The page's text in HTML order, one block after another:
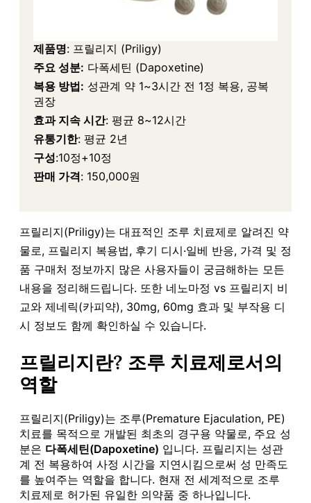
제품명: 프릴리지 (Priligy)
주요 성분: 다폭세틴 (Dapoxetine)
복용 방법: 성관계 약 1~3시간 전 1정 복용, 공복
권장
효과 지속 시간: 평균 8~12시간
유통기한: 평균 2년
구성:10정+10정
판매 가격: 150,000원
프릴리지(Priligy)는 대표적인 조루 치료제로 알려진 약
물로, 프릴리지 복용법, 후기 디시·일베 반응, 가격 및 정
품 구매처 정보까지 많은 사용자들이 궁금해하는 모든
내용을 정리해드립니다. 또한 네노마정 vs 프릴리지 비
교와 제네릭(카피약), 30mg, 60mg 효과 및 부작용 디
시 정보도 함께 확인하실 수 있습니다.
프릴리지란? 조루 치료제로서의
역할
프릴리지(Priligy)는 조루(Premature Ejaculation, PE)
치료를 목적으로 개발된 최초의 경구용 약물로, 주요 성
분은 다폭세틴(Dapoxetine) 입니다. 프릴리지는 성관
계 전 복용하여 사정 시간을 지연시킴으로써 성 만족도
를 높여주는 역할을 합니다. 현재 전 세계적으로 조루
치료제로 허가된 유일한 의약품 중 하나입니다.